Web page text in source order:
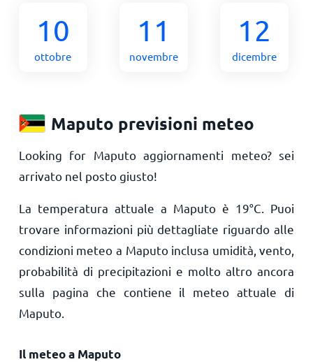
10
ottobre
11
novembre
12
dicembre
Maputo previsioni meteo
Looking for Maputo aggiornamenti meteo? sei
arrivato nel posto giusto!
La temperatura attuale a Maputo è 19°C . Puoi
trovare informazioni più dettagliate riguardo alle
condizioni meteo a Maputo inclusa umidità, vento,
probabilità di precipitazioni e molto altro ancora
sulla pagina che contiene il meteo attuale di
Maputo.
Il meteo a Maputo